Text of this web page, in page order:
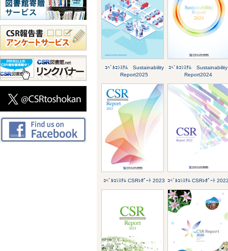
ｺﾍﾞﾙｺｼｽﾃﾑ Sustainability
Report2025
ｺﾍﾞﾙｺｼｽﾃﾑ Sustainability
Report2024
ｺﾍﾞﾙｺｼｽﾃﾑ CSRﾚﾎﾟｰﾄ 2023 ｺﾍﾞﾙｺｼｽﾃﾑ CSRﾚﾎﾟｰﾄ